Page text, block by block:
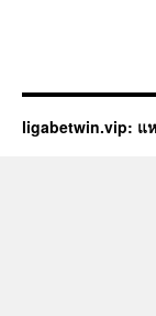
ligabetwin.vip: แ